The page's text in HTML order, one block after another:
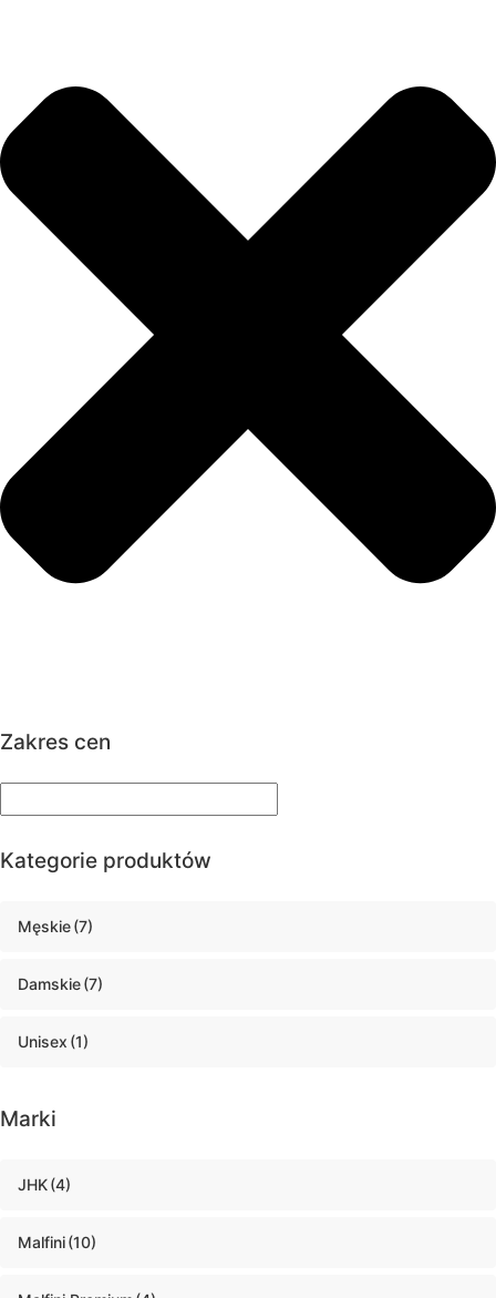
Zakres cen
Kategorie produktów
Męskie(7)
Damskie(7)
Unisex (1)
Marki
JHK(4)
Malfini(10)